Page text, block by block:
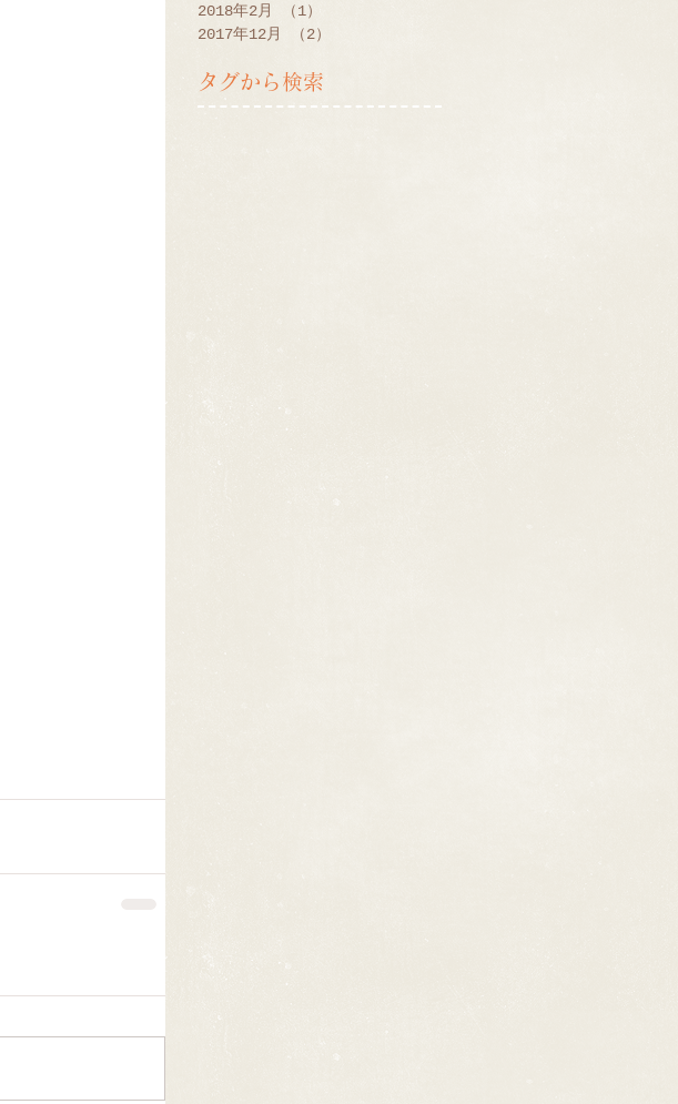
2018年2月
（1）
2017年12月
（2）
タグから検索